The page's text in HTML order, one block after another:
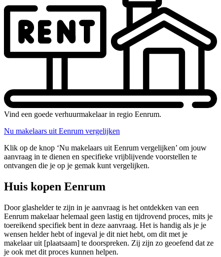
Vind een goede verhuurmakelaar in regio Eenrum.
Nu makelaars uit Eenrum vergelijken
Klik op de knop ‘Nu makelaars uit Eenrum vergelijken’ om jouw
aanvraag in te dienen en specifieke vrijblijvende voorstellen te
ontvangen die je op je gemak kunt vergelijken.
Huis kopen Eenrum
Door glashelder te zijn in je aanvraag is het ontdekken van een
Eenrum makelaar helemaal geen lastig en tijdrovend proces, mits je
toereikend specifiek bent in deze aanvraag. Het is handig als je je
wensen helder hebt of ingeval je dit niet hebt, om dit met je
makelaar uit [plaatsaam] te doorspreken. Zij zijn zo geoefend dat ze
je ook met dit proces kunnen helpen.